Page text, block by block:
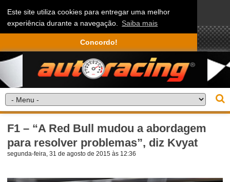
Este site utiliza cookies para entregar uma melhor
experiência durante a navegação. Saiba mais
Concordo!
F1 – “A Red Bull mudou a abordagem
para resolver problemas”, diz Kvyat
segunda-feira, 31 de agosto de 2015 às 12:36